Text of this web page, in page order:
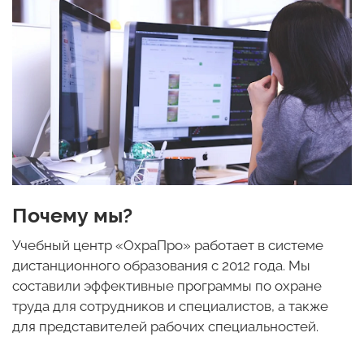
Почему мы?
Учебный центр «ОхраПро» работает в системе
дистанционного образования с 2012 года. Мы
составили эффективные программы по охране
труда для сотрудников и специалистов, а также
для представителей рабочих специальностей.